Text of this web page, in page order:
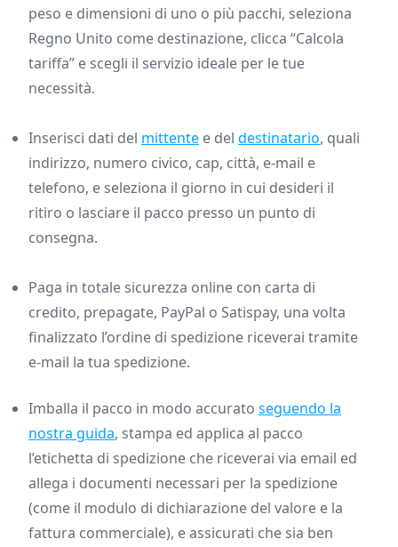
peso e dimensioni di uno o più pacchi, seleziona
Regno Unito come destinazione, clicca “Calcola
tariffa” e scegli il servizio ideale per le tue
necessità.
Inserisci dati del mittente e del destinatario, quali
indirizzo, numero civico, cap, città, e-mail e
telefono, e seleziona il giorno in cui desideri il
ritiro o lasciare il pacco presso un punto di
consegna.
Paga in totale sicurezza online con carta di
credito, prepagate, PayPal o Satispay, una volta
finalizzato l’ordine di spedizione riceverai tramite
e-mail la tua spedizione.
Imballa il pacco in modo accurato seguendo la
nostra guida, stampa ed applica al pacco
l’etichetta di spedizione che riceverai via email ed
allega i documenti necessari per la spedizione
(come il modulo di dichiarazione del valore e la
fattura commerciale), e assicurati che sia ben